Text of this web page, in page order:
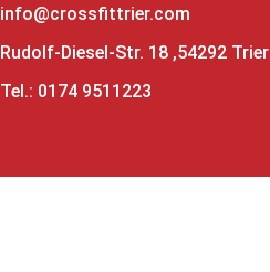
info@crossfittrier.com
Rudolf-Diesel-Str. 18 ,54292 Trier
Tel.: 0174 9511223